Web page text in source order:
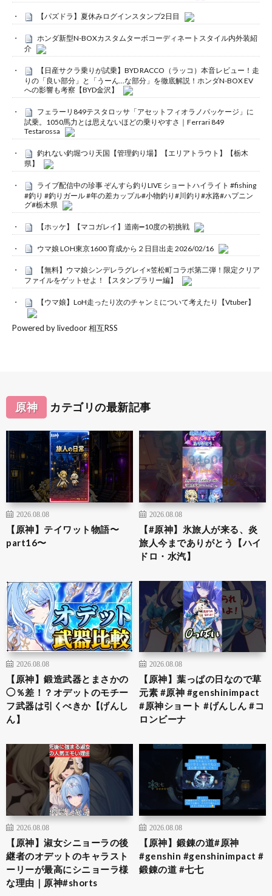
【パズドラ】夏休みログインスタンプ2日目
ホンダ新型N-BOXカスタムターボコーディネートスタイル内外装紹
介
【日産サクラ乗りが試乗】BYD RACCO（ラッコ）本音レビュー！走
りの「良い部分」と「うーん…な部分」を徹底解説！ホンダN-BOX EV
への影響も考察【BYD金沢】
フェラーリ849テスタロッサ「アセットフィオラノパッケージ」に
試乗。1050馬力とは思えないほどの乗りやすさ｜Ferrari 849
Testarossa
釣れない釣堀つり天国【管理釣り場】【エリアトラウト】【栃木
県】
ライブ配信中の珍事 ぞんすら釣りLIVE ショートハイライト #fishing
#釣り #釣りガール #年の差カップル#小物釣り#川釣り#水路#ハプニン
グ#栃木県
【ホッケ】【マコガレイ】道南➖10度の初挑戦
ウマ娘 LOH東京1600 育成から２日目出走 2026/02/16
【無料】ウマ娘シンデレラグレイ×笠松町コラボ第二弾！限定クリア
ファイルをゲットせよ！【スタンプラリー編】
【ウマ娘】LoH走ったり次のチャンミについて考えたり【Vtuber】
Powered by livedoor 相互RSS
原神 カテゴリの最新記事
2026.08.08
【原神】テイワット物語〜
part16〜
2026.08.08
【#原神】氷旅人が来る、炎
旅人今までありがとう【ハイ
ドロ・水汽】
2026.08.08
【原神】鍛造武器とまさかの
◯％差！？オデットのモチー
フ武器は引くべきか【げんし
ん】
2026.08.08
【原神】葉っぱの日なので草
元素 #原神 #genshinimpact
#原神ショート #げんしん #コ
ロンビーナ
2026.08.08
【原神】淑女シニョーラの後
継者のオデットのキャラスト
ーリーが最高にシニョーラ様
な理由｜原神#shorts
2026.08.08
【原神】鍛錬の道#原神
#genshin #genshinimpact #
鍛錬の道 #七七